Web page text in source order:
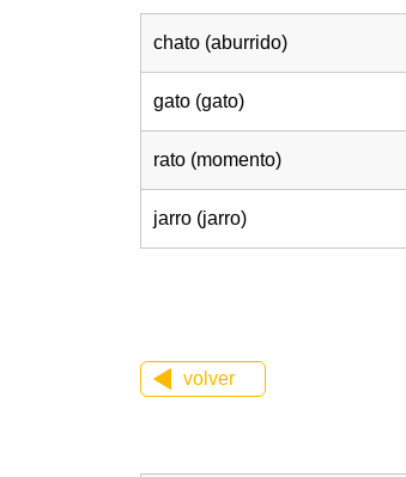
chato (aburrido)
gato (gato)
rato (momento)
jarro (jarro)
volver